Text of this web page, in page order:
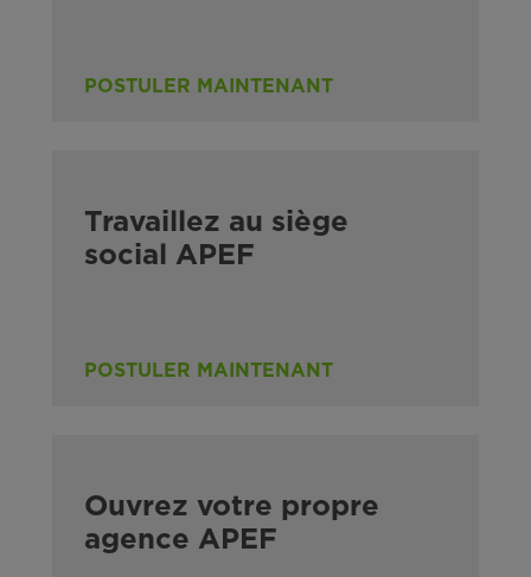
POSTULER MAINTENANT
Travaillez au siège
social APEF
POSTULER MAINTENANT
Ouvrez votre propre
agence APEF